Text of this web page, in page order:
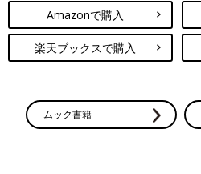
Amazonで購入
楽天ブックスで購入
ムック書籍